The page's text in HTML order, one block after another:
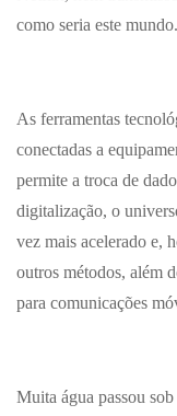
como seria este mundo.
As ferramentas
conectadas a
permite a troca de
digitalização, o
vez mais acelerado e,
outros métodos, além
para comunicações
Muita água passou